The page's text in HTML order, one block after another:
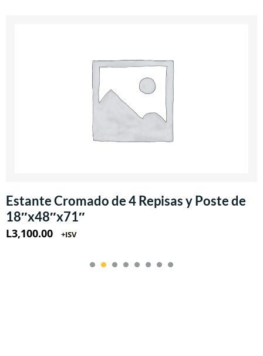
Estante Cromado de 4 Repisas y Poste de
18″x48″x71″
L3,100.00 +ISV